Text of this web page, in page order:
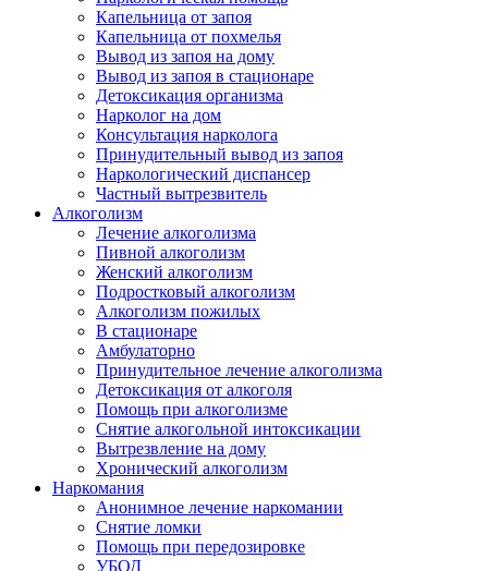
Капельница от запоя
Капельница от похмелья
Вывод из запоя на дому
Вывод из запоя в стационаре
Детоксикация организма
Нарколог на дом
Консультация нарколога
Принудительный вывод из запоя
Наркологический диспансер
Частный вытрезвитель
Алкоголизм
Лечение алкоголизма
Пивной алкоголизм
Женский алкоголизм
Подростковый алкоголизм
Алкоголизм пожилых
В стационаре
Амбулаторно
Принудительное лечение алкоголизма
Детоксикация от алкоголя
Помощь при алкоголизме
Снятие алкогольной интоксикации
Вытрезвление на дому
Хронический алкоголизм
Наркомания
Анонимное лечение наркомании
Снятие ломки
Помощь при передозировке
УБОД